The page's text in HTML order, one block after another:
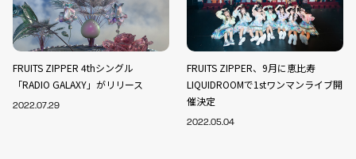
FRUITS ZIPPER 4thシングル
「RADIO GALAXY」がリリース
2022.07.29
FRUITS ZIPPER、9月に恵比寿
LIQUIDROOMで1stワンマンライブ開
催決定
2022.05.04